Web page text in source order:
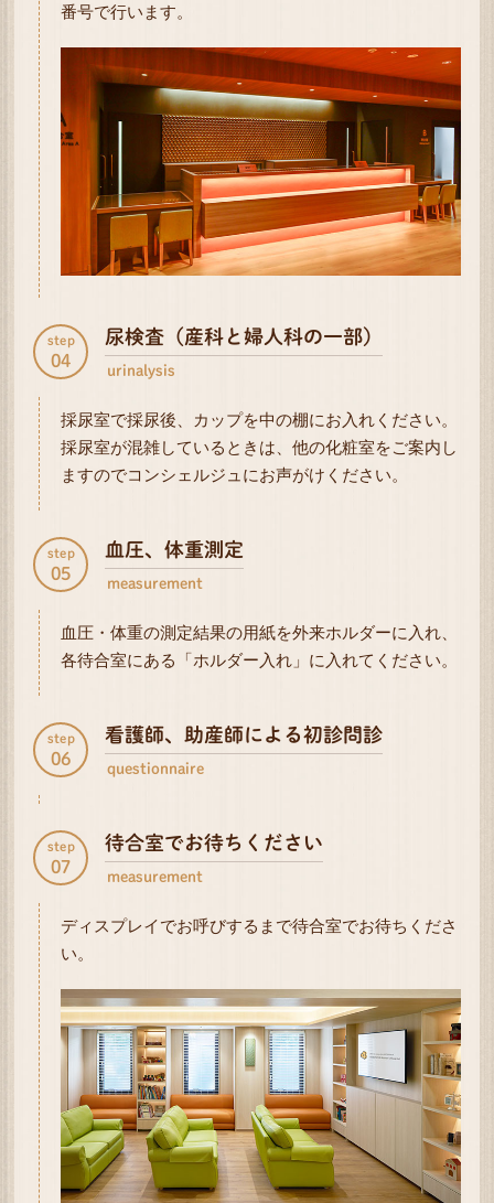
番号で行います。
step
04
尿検査（産科と婦人科の一部）
urinalysis
採尿室で採尿後、カップを中の棚にお入れください。
採尿室が混雑しているときは、他の化粧室をご案内し
ますのでコンシェルジュにお声がけください。
step
05
血圧、体重測定
measurement
血圧・体重の測定結果の用紙を外来ホルダーに入れ、
各待合室にある「ホルダー入れ」に入れてください。
step
06
看護師、助産師による初診問診
questionnaire
step
07
待合室でお待ちください
measurement
ディスプレイでお呼びするまで待合室でお待ちくださ
い。